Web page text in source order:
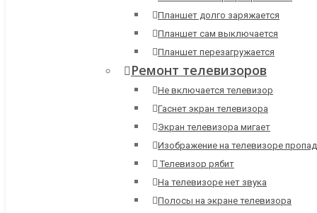
Планшет долго заряжается
Планшет сам выключается
Планшет перезагружается
Ремонт телевизоров
Не включается телевизор
Гаснет экран телевизора
Экран телевизора мигает
Изображение на телевизоре
Телевизор рябит
На телевизоре нет звука
Полосы на экране телевизора